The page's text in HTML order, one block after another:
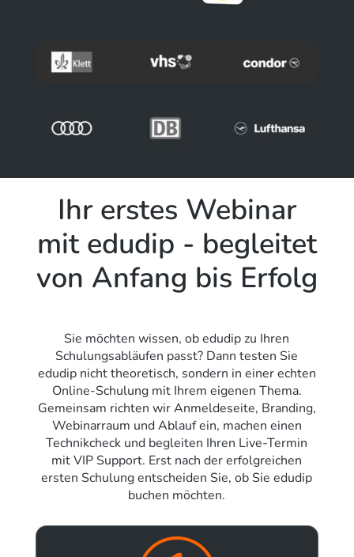
Ihr erstes Webinar
mit edudip - begleitet
von Anfang bis Erfolg
Sie möchten wissen, ob edudip zu Ihren
Schulungsabläufen passt? Dann testen Sie
edudip nicht theoretisch, sondern in einer echten
Online-Schulung mit Ihrem eigenen Thema.
Gemeinsam richten wir Anmeldeseite, Branding,
Webinarraum und Ablauf ein, machen einen
Technikcheck und begleiten Ihren Live-Termin
mit VIP Support. Erst nach der erfolgreichen
ersten Schulung entscheiden Sie, ob Sie edudip
buchen möchten.